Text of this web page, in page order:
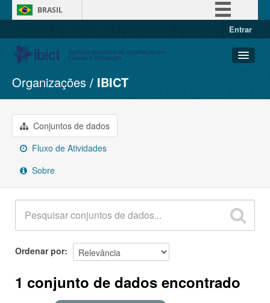
BRASIL
Entrar
Conjuntos de dados
Organizações
Grupos
Sobre
Organizações IBICT
Conjuntos de dados
Fluxo de Atividades
Sobre
Ordenar por
1 conjunto de dados encontrado